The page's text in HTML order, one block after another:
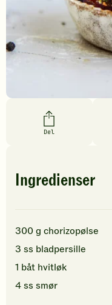
Del
Ingredienser
300g chorizopølse
3 ss bladpersille
1 båt hvitløk
4ss smør